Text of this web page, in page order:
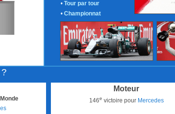
• Tour par tour
• Championnat
Moteur
146e victoire pour Mercedes